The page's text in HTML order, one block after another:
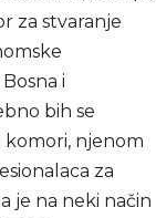
za stvaranje
i
bih se
njenom
za
je na neki način